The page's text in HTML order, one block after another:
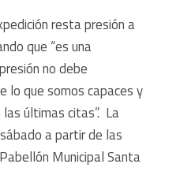
resta presión a
que “es una
no debe
lo que somos capaces y
últimas citas”. La
a partir de las
Municipal Santa